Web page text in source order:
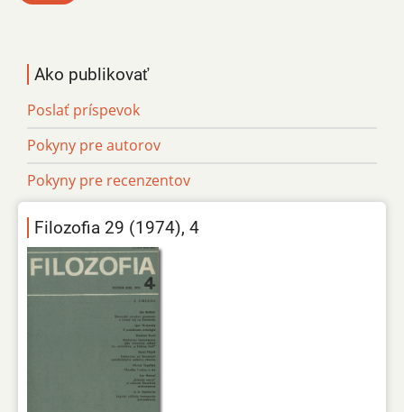
Ako publikovať
Poslať príspevok
Pokyny pre autorov
Pokyny pre recenzentov
Filozofia 29 (1974), 4